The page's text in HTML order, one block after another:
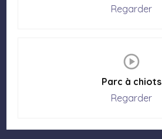
Regarder
Parc à chiots
Regarder